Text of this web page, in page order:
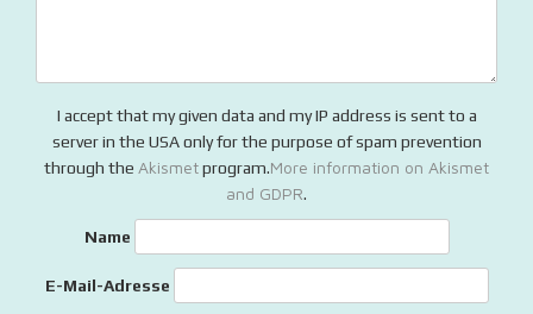
I accept that my given data and my IP address is sent to a
server in the USA only for the purpose of spam prevention
through the Akismetprogram.More information on Akismet
and GDPR.
Name
E-Mail-Adresse